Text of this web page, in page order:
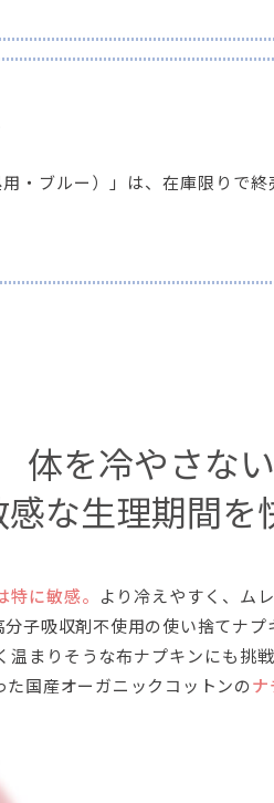
用・ブルー）」は、在庫限りで
体を冷やさな
感な生理期間を
に敏感。
より冷えやすく、ム
子吸収剤不使用の使い捨てナプ
まりそうな布ナプキンにも挑
国産オーガニックコットンの ナ